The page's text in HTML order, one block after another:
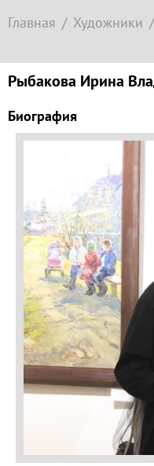
Главная Художники
Рыбакова Ирина
Биография